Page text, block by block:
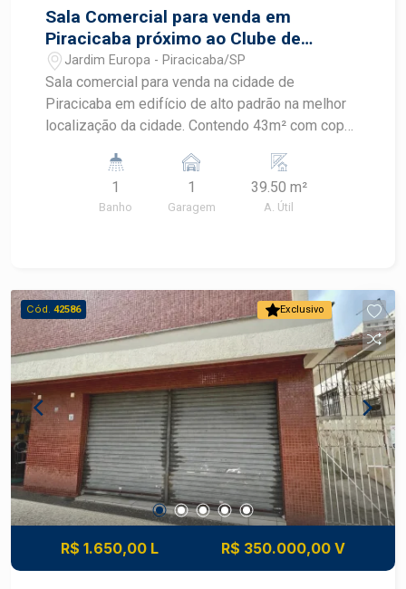
Sala Comercial para venda em
Piracicaba próximo ao Clube de
Campo
Jardim Europa - Piracicaba/SP
Sala comercial para venda na cidade de
Piracicaba em edifício de alto padrão na melhor
localização da cidade. Contendo 43m² com copa,
coberta. Ideal para escritórios e área de saúde.
Sol da manhã. OPORTUNIDADE Agende sua visita
1
Banho
1
Garagem
39.50 m²
A. Útil
Exclusivo
Cód. 42586
R$ 1.650,00 L R$ 350.000,00 V